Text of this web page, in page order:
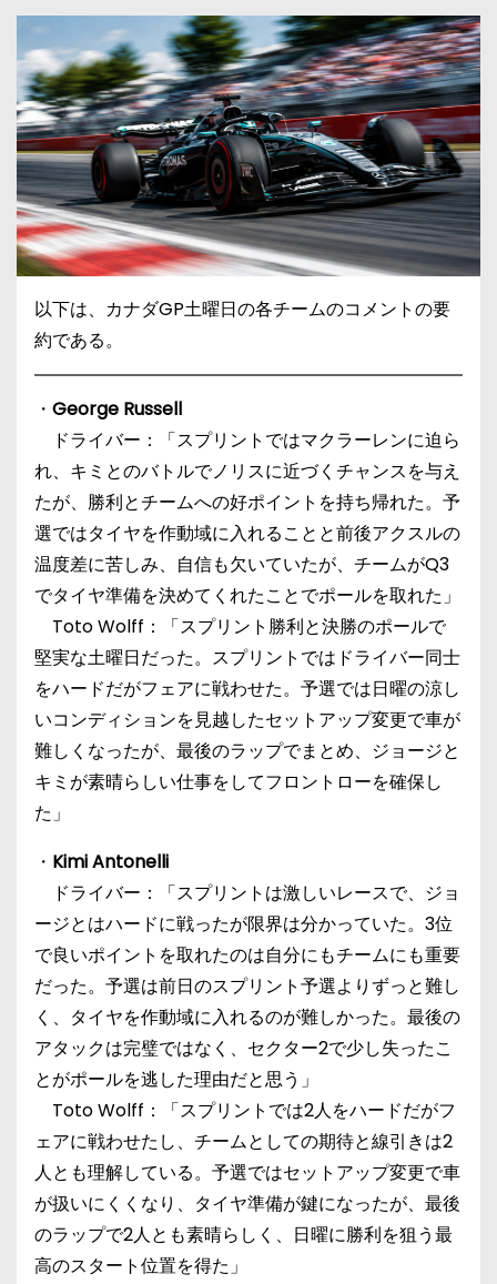
以下は、カナダGP土曜日の各チームのコメントの要
約である。
・ George Russell
ドライバー：「スプリントではマクラーレンに迫ら
れ、キミとのバトルでノリスに近づくチャンスを与え
たが、勝利とチームへの好ポイントを持ち帰れた。予
選ではタイヤを作動域に入れることと前後アクスルの
温度差に苦しみ、自信も欠いていたが、チームがQ3
でタイヤ準備を決めてくれたことでポールを取れた」
Toto Wolff：「スプリント勝利と決勝のポールで
堅実な土曜日だった。スプリントではドライバー同士
をハードだがフェアに戦わせた。予選では日曜の涼し
いコンディションを見越したセットアップ変更で車が
難しくなったが、最後のラップでまとめ、ジョージと
キミが素晴らしい仕事をしてフロントローを確保し
た」
・ Kimi Antonelli
ドライバー：「スプリントは激しいレースで、ジョ
ージとはハードに戦ったが限界は分かっていた。3位
で良いポイントを取れたのは自分にもチームにも重要
だった。予選は前日のスプリント予選よりずっと難し
く、タイヤを作動域に入れるのが難しかった。最後の
アタックは完璧ではなく、セクター2で少し失ったこ
とがポールを逃した理由だと思う」
Toto Wolff：「スプリントでは2人をハードだがフ
ェアに戦わせたし、チームとしての期待と線引きは2
人とも理解している。予選ではセットアップ変更で車
が扱いにくくなり、タイヤ準備が鍵になったが、最後
のラップで2人とも素晴らしく、日曜に勝利を狙う最
高のスタート位置を得た」